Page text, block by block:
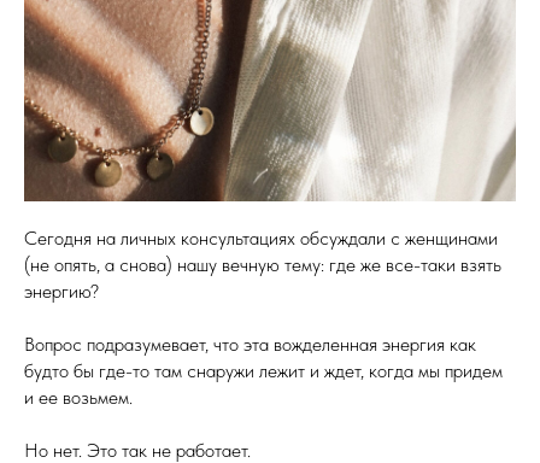
Сегодня на личных консультациях обсуждали с женщинами
(не опять, а снова) нашу вечную тему: где же все-таки взять
энергию?
Вопрос подразумевает, что эта вожделенная энергия как
будто бы где-то там снаружи лежит и ждет, когда мы придем
и ее возьмем.
Но нет. Это так не работает.